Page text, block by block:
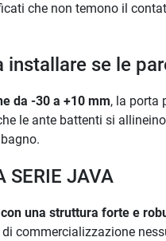
che non temono il
se le
da -30 a +10 mm, la porta
le ante battenti si
SERIE JAVA
una struttura forte e
commercializzazione